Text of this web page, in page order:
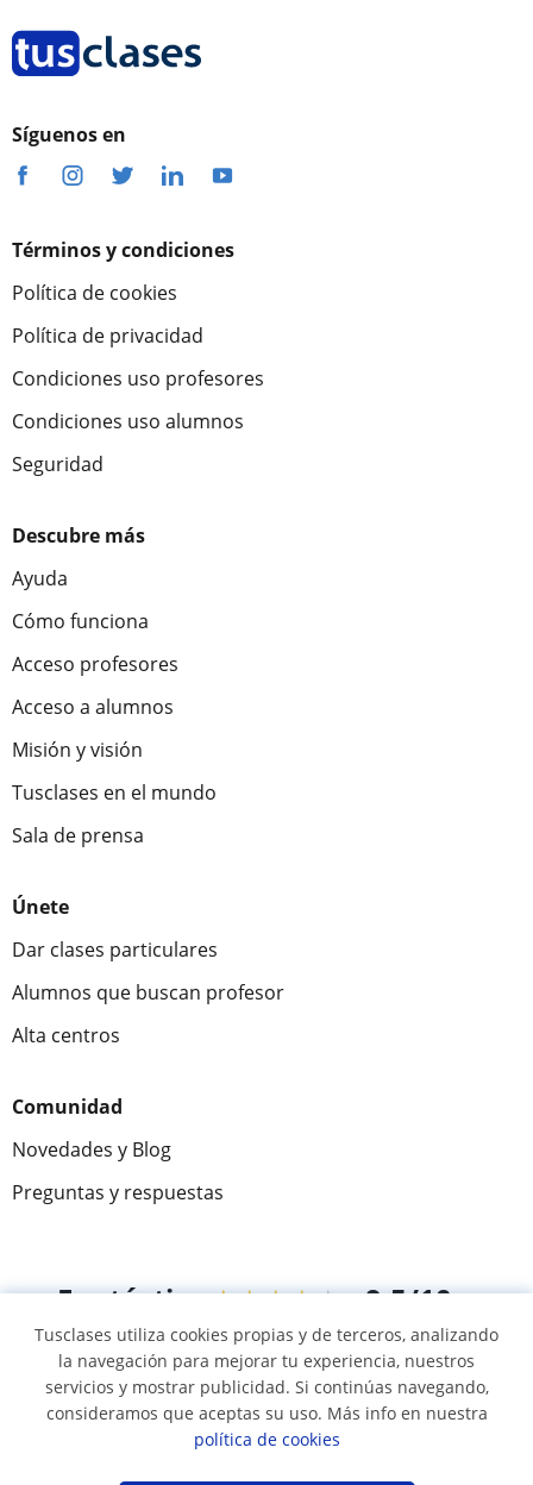
Síguenos en
Términos y condiciones
Política de cookies
Política de privacidad
Condiciones uso profesores
Condiciones uso alumnos
Seguridad
Descubre más
Ayuda
Cómo funciona
Acceso profesores
Acceso a alumnos
Misión y visión
Tusclases en el mundo
Sala de prensa
Únete
Dar clases particulares
Alumnos que buscan profesor
Alta centros
Comunidad
Novedades y Blog
Preguntas y respuestas
Fantástica★★★★★ 9,5/10
305915 opiniones de alumnos
© 2007 - 2026 Tusclases.co
Tusclases utiliza cookies propias y de terceros, analizando
la navegación para mejorar tu experiencia, nuestros
servicios y mostrar publicidad. Si continúas navegando,
consideramos que aceptas su uso. Más info en nuestra
política de cookies